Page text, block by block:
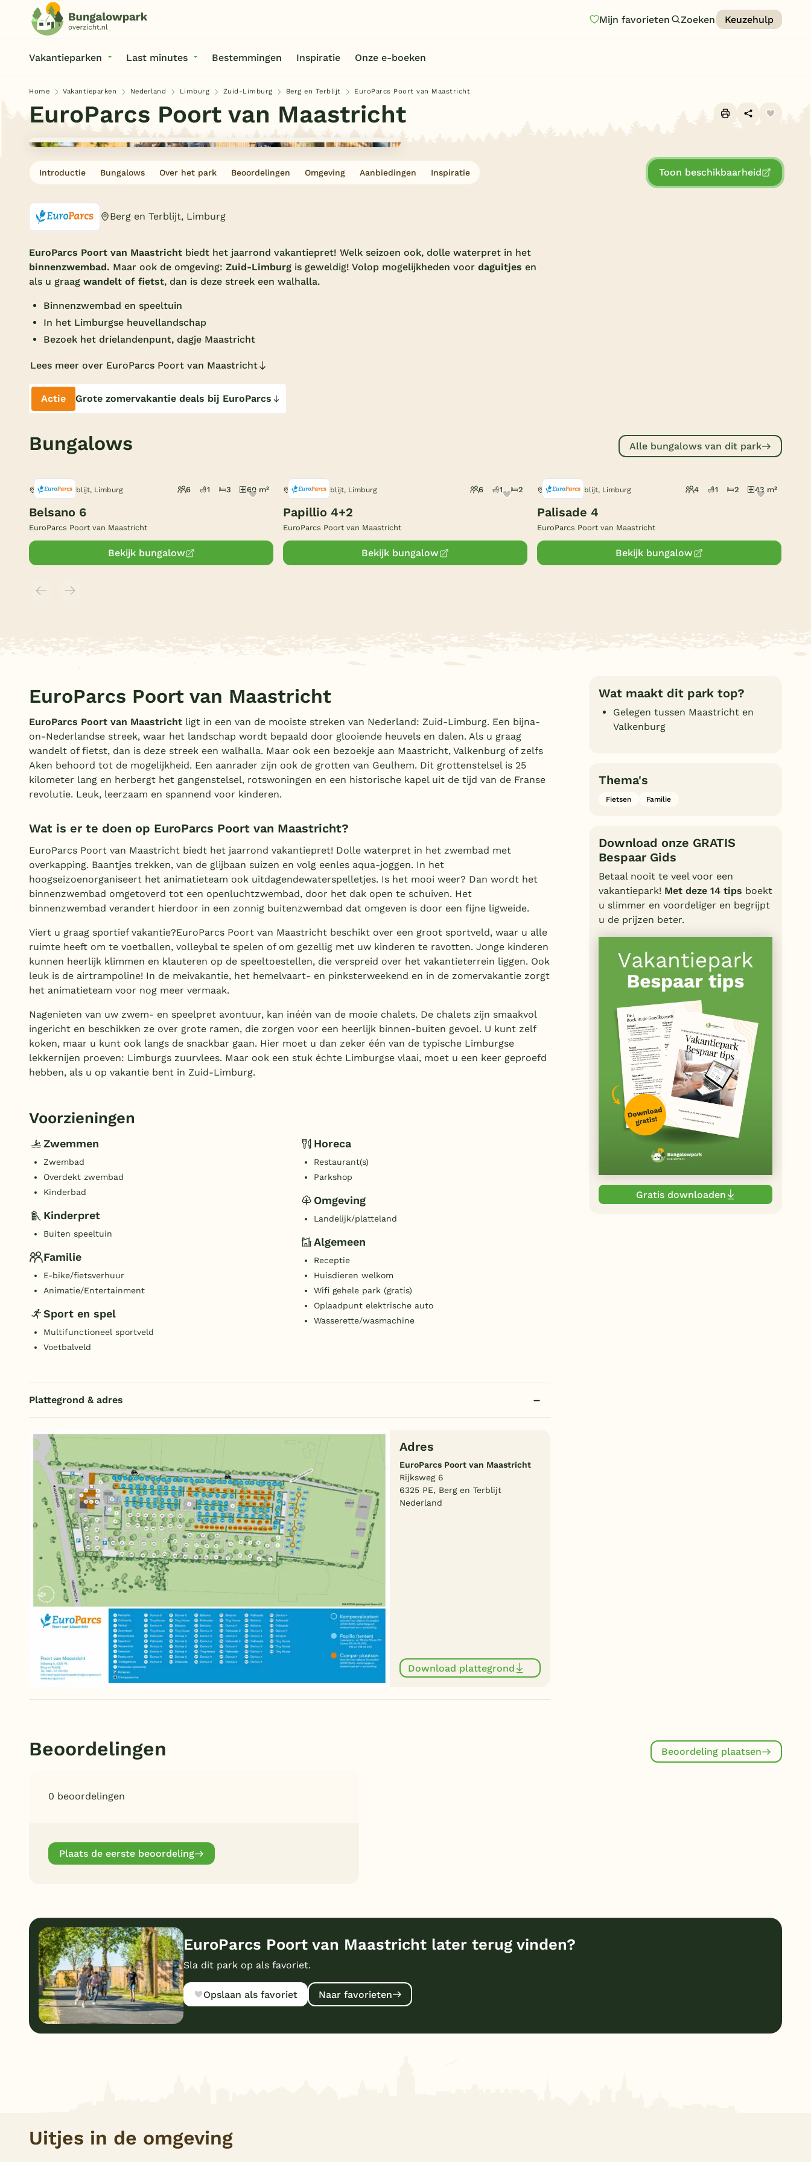
Mijn favorieten Zoeken Keuzehulp
Vakantieparken Last minutes Bestemmingen Inspiratie Onze e-boeken
Bestemmingen
Veluwe
Texel
Limburg
Home Vakantieparken Nederland Limburg Zuid-Limburg Berg en Terblijt EuroParcs Poort van Maastricht
EuroParcs Poort van Maastricht
Introductie Bungalows Over het park Beoordelingen Omgeving Aanbiedingen Inspiratie Toon beschikbaarheid
Berg en Terblijt, Limburg
EuroParcs Poort van Maastricht biedt het jaarrond vakantiepret! Welk seizoen ook, dolle waterpret in het
binnenzwembad. Maar ook de omgeving: Zuid-Limburg is geweldig! Volop mogelijkheden voor daguitjes en
als u graag wandelt of fietst, dan is deze streek een walhalla.
Binnenzwembad en speeltuin
In het Limburgse heuvellandschap
Bezoek het drielandenpunt, dagje Maastricht
Lees meer over EuroParcs Poort van Maastricht
Actie Grote zomervakantie deals bij EuroParcs
Bungalows Alle bungalows van dit park
Berg en Terblijt, Limburg 6 1 3 60 m²
Belsano 6
EuroParcs Poort van Maastricht
Bekijk bungalow
Berg en Terblijt, Limburg 6 1 2
Papillio 4+2
EuroParcs Poort van Maastricht
Bekijk bungalow
Berg en Terblijt, Limburg 4 1 2 43 m²
Palisade 4
EuroParcs Poort van Maastricht
Bekijk bungalow
EuroParcs Poort van Maastricht
EuroParcs Poort van Maastricht ligt in een van de mooiste streken van Nederland: Zuid-Limburg. Een bijna-
on-Nederlandse streek, waar het landschap wordt bepaald door glooiende heuvels en dalen. Als u graag
wandelt of fietst, dan is deze streek een walhalla. Maar ook een bezoekje aan Maastricht, Valkenburg of zelfs
Aken behoord tot de mogelijkheid. Een aanrader zijn ook de grotten van Geulhem. Dit grottenstelsel is 25
kilometer lang en herbergt het gangenstelsel, rotswoningen en een historische kapel uit de tijd van de Franse
revolutie. Leuk, leerzaam en spannend voor kinderen.
Wat is er te doen op EuroParcs Poort van Maastricht?
EuroParcs Poort van Maastricht biedt het jaarrond vakantiepret! Dolle waterpret in het zwembad met
overkapping. Baantjes trekken, van de glijbaan suizen en volg eenles aqua-joggen. In het
hoogseizoenorganiseert het animatieteam ook uitdagendewaterspelletjes. Is het mooi weer? Dan wordt het
binnenzwembad omgetoverd tot een openluchtzwembad, door het dak open te schuiven. Het
binnenzwembad verandert hierdoor in een zonnig buitenzwembad dat omgeven is door een fijne ligweide.
Viert u graag sportief vakantie?EuroParcs Poort van Maastricht beschikt over een groot sportveld, waar u alle
ruimte heeft om te voetballen, volleybal te spelen of om gezellig met uw kinderen te ravotten. Jonge kinderen
kunnen heerlijk klimmen en klauteren op de speeltoestellen, die verspreid over het vakantieterrein liggen. Ook
leuk is de airtrampoline! In de meivakantie, het hemelvaart- en pinksterweekend en in de zomervakantie zorgt
het animatieteam voor nog meer vermaak.
Nagenieten van uw zwem- en speelpret avontuur, kan inéén van de mooie chalets. De chalets zijn smaakvol
ingericht en beschikken ze over grote ramen, die zorgen voor een heerlijk binnen-buiten gevoel. U kunt zelf
koken, maar u kunt ook langs de snackbar gaan. Hier moet u dan zeker één van de typische Limburgse
lekkernijen proeven: Limburgs zuurvlees. Maar ook een stuk échte Limburgse vlaai, moet u een keer geproefd
hebben, als u op vakantie bent in Zuid-Limburg.
Voorzieningen
Zwemmen
Zwembad
Overdekt zwembad
Kinderbad
Kinderpret
Buiten speeltuin
Familie
E-bike/fietsverhuur
Animatie/Entertainment
Sport en spel
Multifunctioneel sportveld
Voetbalveld
Horeca
Restaurant(s)
Parkshop
Omgeving
Landelijk/platteland
Algemeen
Receptie
Huisdieren welkom
Wifi gehele park (gratis)
Oplaadpunt elektrische auto
Wasserette/wasmachine
Plattegrond & adres
Adres
EuroParcs Poort van Maastricht
Rijksweg 6
6325 PE, Berg en Terblijt
Nederland
Download plattegrond
Wat maakt dit park top?
Gelegen tussen Maastricht en
Valkenburg
Thema's
Fietsen Familie
Download onze GRATIS
Bespaar Gids
Betaal nooit te veel voor een
vakantiepark! Met deze 14 tips boekt
u slimmer en voordeliger en begrijpt
u de prijzen beter.
Gratis downloaden
Beoordelingen Beoordeling plaatsen
0 beoordelingen
Plaats de eerste beoordeling
EuroParcs Poort van Maastricht later terug vinden?
Sla dit park op als favoriet.
Opslaan als favoriet Naar favorieten
Uitjes in de omgeving